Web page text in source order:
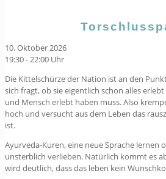
10. Oktober 2026
19:30 - 22:00 Uhr
Die Kittelschürze der Nation ist an den
sich fragt, ob sie eigentlich schon alles
und Mensch erlebt haben muss. Also
hoch und versucht aus dem Leben das
ist.
Ayurveda-Kuren, eine neue Sprache lernen
unsterblich verlieben. Natürlich kommt es
wird deutlich, dass das leben kein